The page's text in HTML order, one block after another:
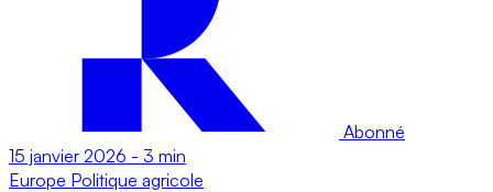
Abonné
15 janvier 2026 - 3 min
Europe Politique agricole